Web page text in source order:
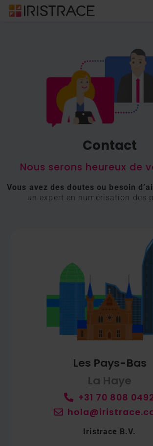
Contact
Nous serons heureux de
Vous avez des doutes ou besoin
un expert en numérisation des
Les Pays-Bas
La Haye
+31 70 808
Iristrace B.V.